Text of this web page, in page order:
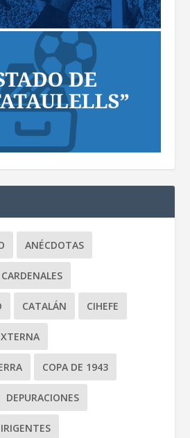
ANÉCDOTAS
CARDENALES
CATALÁN CIHEFE
COPA DE 1943
DEPURACIONES